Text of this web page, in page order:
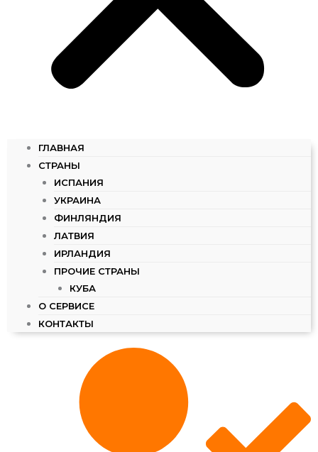
ГЛАВНАЯ
СТРАНЫ
ИСПАНИЯ
УКРАИНА
ФИНЛЯНДИЯ
ЛАТВИЯ
ИРЛАНДИЯ
ПРОЧИЕ СТРАНЫ
КУБА
О СЕРВИСЕ
КОНТАКТЫ